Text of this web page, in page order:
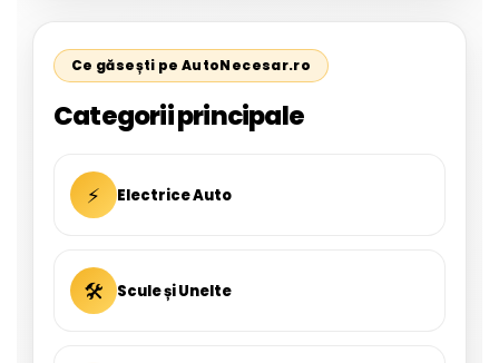
Ce găsești pe AutoNecesar.ro
Categorii principale
⚡ Electrice Auto
🛠 Scule și Unelte